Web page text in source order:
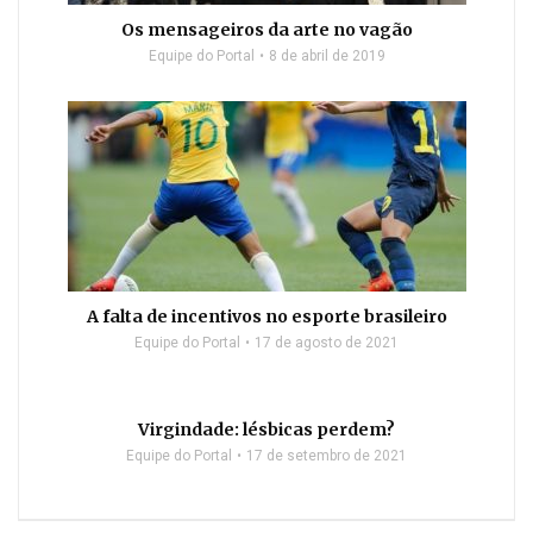
Os mensageiros da arte no vagão
Equipe do Portal 8 de abril de 2019
A falta de incentivos no esporte brasileiro
Equipe do Portal 17 de agosto de 2021
Virgindade: lésbicas perdem?
Equipe do Portal 17 de setembro de 2021